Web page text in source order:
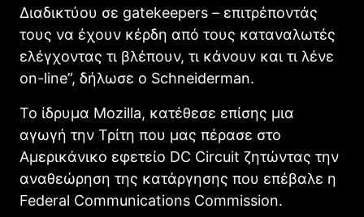
Διαδικτύου σε gatekeepers – επιτρέποντάς
τους να έχουν κέρδη από τους καταναλωτές
ελέγχοντας τι βλέπουν, τι κάνουν και τι λένε
on-line”, δήλωσε ο Schneiderman.
Το ίδρυμα Mozilla, κατέθεσε επίσης μια
αγωγή την Τρίτη που μας πέρασε στο
Αμερικάνικο εφετείο DC Circuit ζητώντας την
αναθεώρηση της κατάργησης που επέβαλε η
Federal Communications Commission.